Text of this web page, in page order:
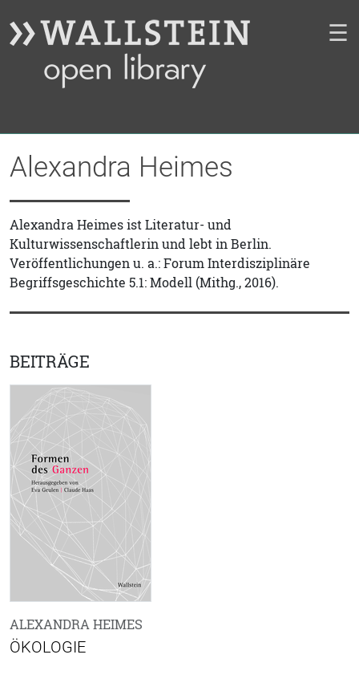
☰
Alexandra Heimes
Alexandra Heimes ist Literatur- und
Kulturwissenschaftlerin und lebt in Berlin.
Veröffentlichungen u. a.: Forum Interdisziplinäre
Begriffsgeschichte 5.1: Modell (Mithg., 2016).
BEITRÄGE
ALEXANDRA HEIMES
ÖKOLOGIE